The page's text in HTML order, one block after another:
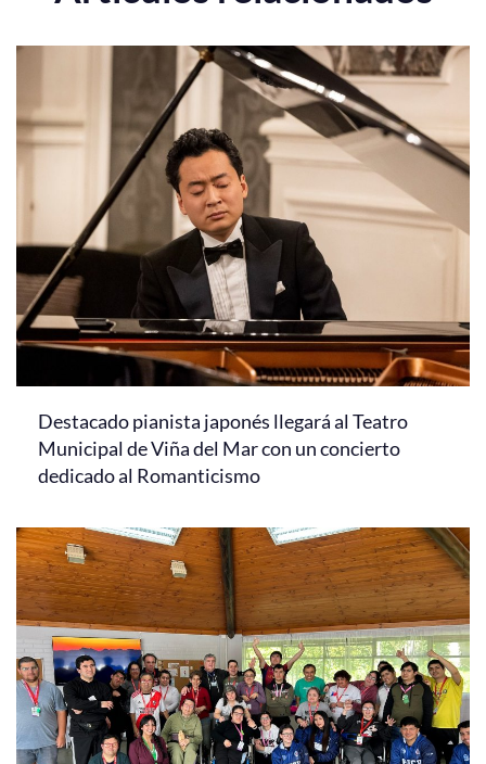
Destacado pianista japonés llegará al Teatro
Municipal de Viña del Mar con un concierto
dedicado al Romanticismo